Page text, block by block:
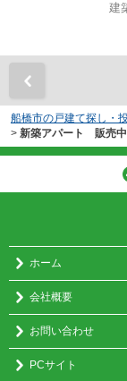
船橋市の戸建て探し・
> 新築アパート 販売中
ホーム
会社概要
お問い合わせ
PCサイト